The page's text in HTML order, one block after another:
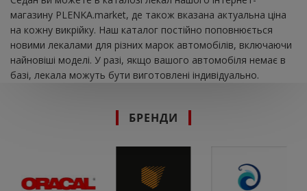
магазину PLENKA.market, де також вказана актуальна ціна
на кожну викрійку. Наш каталог постійно поповнюється
новими лекалами для різних марок автомобілів, включаючи
найновіші моделі. У разі, якщо вашого автомобіля немає в
базі, лекала можуть бути виготовлені індивідуально.
БРЕНДИ